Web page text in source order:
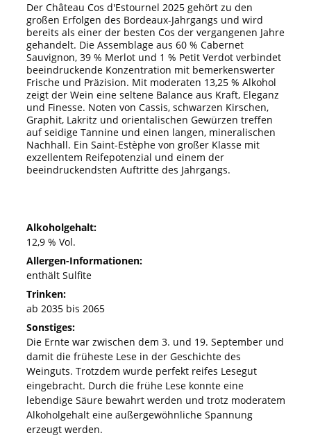
Der Château Cos d'Estournel 2025 gehört zu den
großen Erfolgen des Bordeaux-Jahrgangs und wird
bereits als einer der besten Cos der vergangenen Jahre
gehandelt. Die Assemblage aus 60 % Cabernet
Sauvignon, 39 % Merlot und 1 % Petit Verdot verbindet
beeindruckende Konzentration mit bemerkenswerter
Frische und Präzision. Mit moderaten 13,25 % Alkohol
zeigt der Wein eine seltene Balance aus Kraft, Eleganz
und Finesse. Noten von Cassis, schwarzen Kirschen,
Graphit, Lakritz und orientalischen Gewürzen treffen
auf seidige Tannine und einen langen, mineralischen
Nachhall. Ein Saint-Estèphe von großer Klasse mit
exzellentem Reifepotenzial und einem der
beeindruckendsten Auftritte des Jahrgangs.
Alkoholgehalt:
12,9 % Vol.
Allergen-Informationen:
enthält Sulfite
Trinken:
ab 2035 bis 2065
Sonstiges:
Die Ernte war zwischen dem 3. und 19. September und
damit die früheste Lese in der Geschichte des
Weinguts. Trotzdem wurde perfekt reifes Lesegut
eingebracht. Durch die frühe Lese konnte eine
lebendige Säure bewahrt werden und trotz moderatem
Alkoholgehalt eine außergewöhnliche Spannung
erzeugt werden.